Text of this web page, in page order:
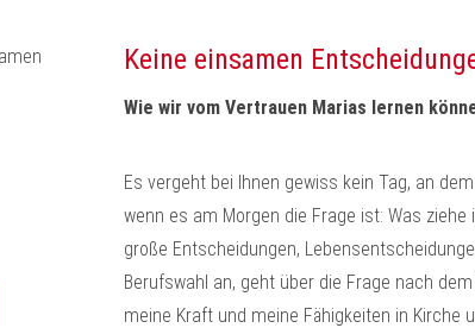
Keine einsamen
Wie wir vom Vertrauen Marias lernen
Es vergeht bei Ihnen gewiss kein Tag, an
wenn es am Morgen die Frage ist: Was
große Entscheidungen,
Berufswahl an, geht über die Frage nach
meine Kraft und meine Fähigkeiten in Kirche